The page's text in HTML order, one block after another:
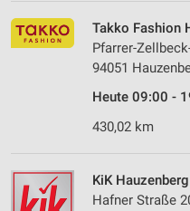
Takko Fashion
Pfarrer-
94051
Heute 09:00 -
430,02 km
KiK
Hafner Straße